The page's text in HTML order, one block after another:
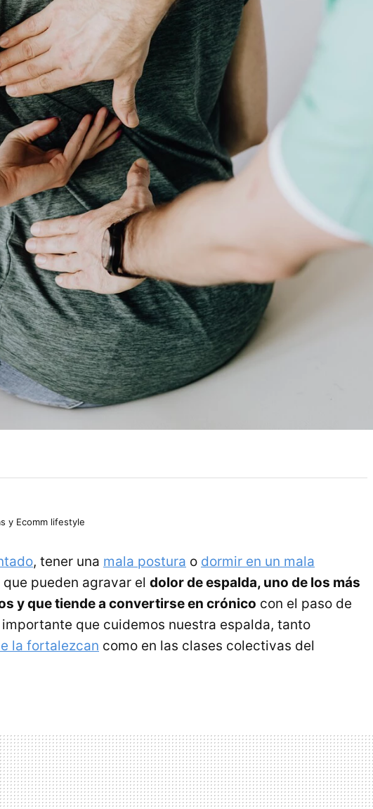
y Ecomm lifestyle
, tener una mala postura o dormir en un mala
pueden agravar el dolor de espalda, uno de los más
y que tiende a convertirse en crónico con el paso de
importante que cuidemos nuestra espalda, tanto
la fortalezcan como en las clases colectivas del